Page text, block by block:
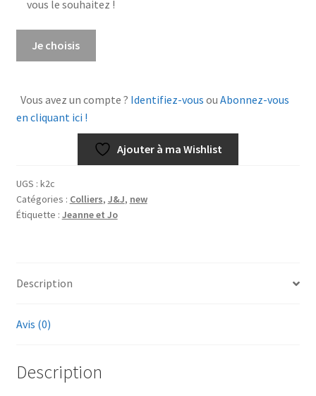
vous le souhaitez !
Doré
Je choisis
Vous avez un compte ? Identifiez-vous ou Abonnez-vous
en cliquant ici !
Ajouter à ma Wishlist
UGS : k2c
Catégories : Colliers, J&J, new
Étiquette : Jeanne et Jo
Description
Avis (0)
Description